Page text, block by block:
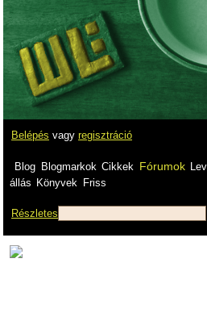
Belépés vagy regisztráció
Blog Blogmarkok Cikkek Fórumok
állás Könyvek Friss
Részletes